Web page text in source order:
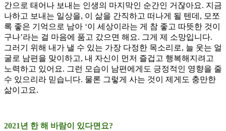
간으로 태어나 보내는 인생의 마지막인 순간인 거잖아요. 지금
나하고 보내는 일상을, 이 삶을 간직하고 떠나게 될 텐데, 모쪼
록 좋은 기억으로 남아 ‘이 세상이라는 게 참 좋고 따뜻한 것이
구나’라는 걸 마음에 품고 갔으면 해요. 그게 제 소망입니다.
그러기 위해 내가 낼 수 있는 가장 다정한 목소리로, 늘 웃는 얼
굴로 남편을 맞이하고, 내 자신이 먼저 즐겁고 행복해지려고
노력하고 있어요. 그런 모습이 남편에게도 긍정적인 영향을 줄
수 있으리라 믿습니다. 물론 그렇게 사는 것이 제게도 충만한
삶이고요.
2021년 한 해 바람이 있다면요?